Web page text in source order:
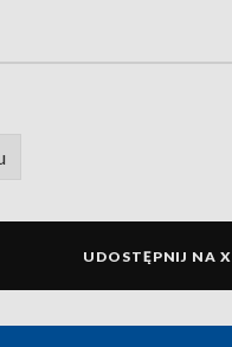
UDOSTĘPNIJ NA X